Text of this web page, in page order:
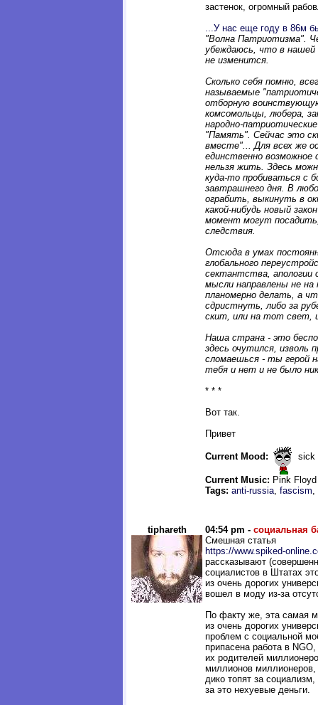
застенок, огромный
...У нас еще году в 86м
"Волна Патриотизма".
убеждаюсь, что в нашей
не изменится.
Сколько себя помню,
называемые
отборную
комсомольцы, любера,
народно-
"Память". Сейчас это
вместе"... Для всех же
единственно возможное
нельзя жить. Здесь
куда-то пробиваться с
завтрашнего дня. В
ограбить, выкинуть в
какой-нибудь новый
момент могут
следствия.
Отсюда в умах
глобального
сектантства, апологии
мысли направлены не
планомерно делать, а
сдристнуть, либо за
скит, или на тот свет,
Наша страна - это
здесь очутился, изволь
сломаешься - ты герой
тебя и нет и не было
* * *
Вот так.
Привет
Current Mood: sick
Current Music: Pink
Tags: anti-russia, fascism,
tiphareth 04:54 pm - социальная
Смешная статья
https://www.spiked-
рассказывают
социалистов в Штатах
из очень дорогих
вошел в моду из-за
По факту же, эта самая
из очень дорогих
проблем с социальной
припасена работа в
их родителей
миллионов миллионеров,
дико топят за
за это нехуевые деньги.